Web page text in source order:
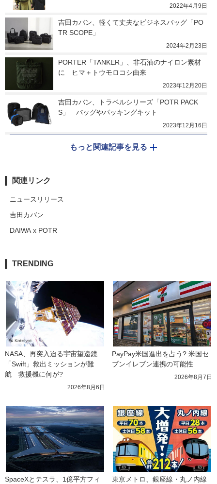
2022年4月9日
吉田カバン、軽くて丈夫なビジネスバッグ「PO
TR SCOPE」
2024年2月23日
PORTER「TANKER」、非石油のナイロン素材
に　ヒマ＋トウモロコシ由来
2023年12月20日
吉田カバン、トラベルシリーズ「POTR PACK
S」　バッグやパッキングキット
2023年12月16日
もっと関連記事を見る
関連リンク
ニュースリリース
吉田カバン
DAIWA x POTR
TRENDING
NASA、再突入迫る宇宙望遠鏡
「Swift」救出ミッションが難
航　救援機に何が?
2026年8月6日
PayPay米国進出を占う? 米国セ
ブンイレブン連携の可能性
2026年8月7日
SpaceXとテスラ、1億平方フィ 東京メトロ、銀座線・丸ノ内線